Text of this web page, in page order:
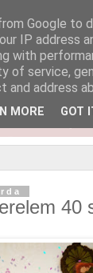
40
Google to
IP address
with
of service,
address
MORE GOT